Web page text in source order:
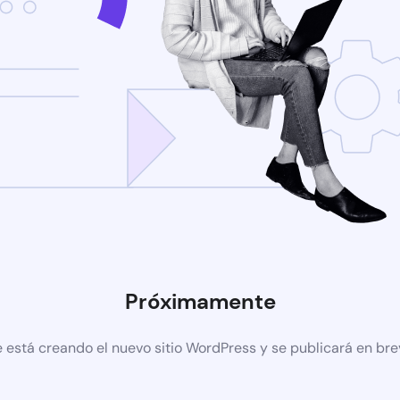
Próximamente
está creando el nuevo sitio WordPress y se publicará en